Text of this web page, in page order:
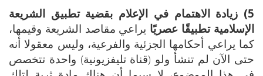
5) زيادة الاهتمام في الإعلام بقضية تطبيق الشريعة
الإسلامية تطبيقًا عصريًا يراعي مقاصد الشريعة وقيمها،
كما يراعي أحكامها الجزئية والفرعية، وليس معقولا أنه
حتى الآن لم تنشأ ولو (قناة تليفزيونية) واحدة تتخصص